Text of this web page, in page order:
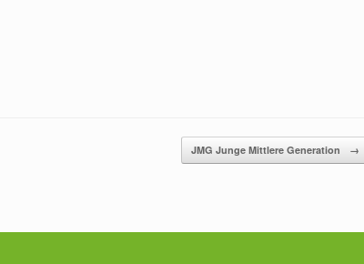
JMG Junge Mittlere Generation →